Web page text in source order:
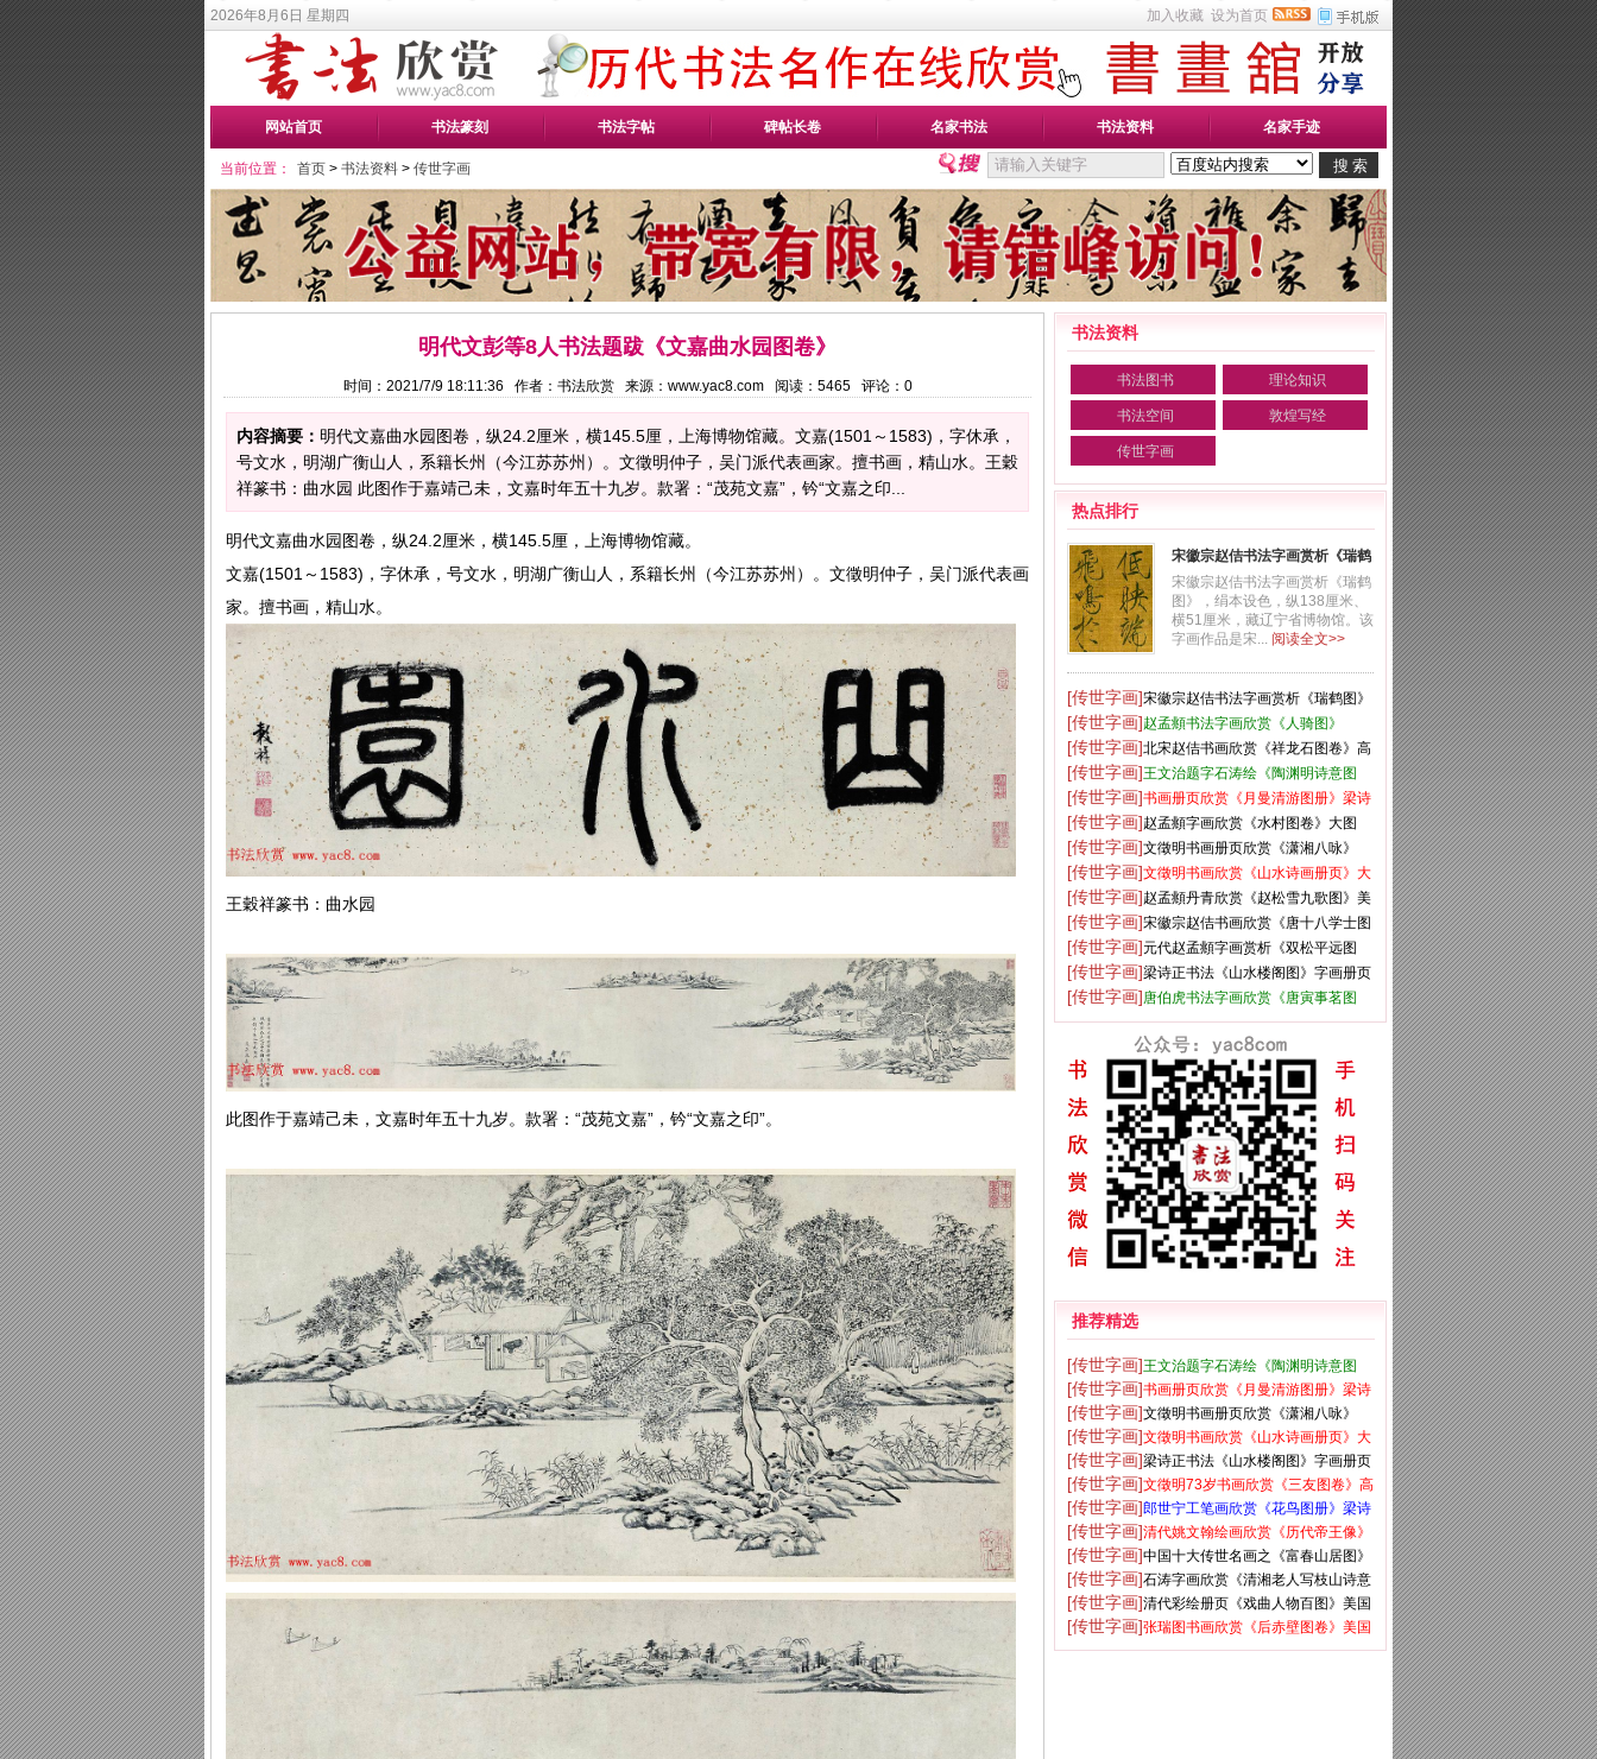
2026年8月6日 星期四 加入收藏 设为首页
网站首页 书法篆刻 书法字帖 碑帖长卷 名家书法 书法资料 名家手迹
当前位置： 首页 > 书法资料 > 传世字画
明代文彭等8人书法题跋《文嘉曲水园图卷》
时间：2021/7/9 18:11:36 作者：书法欣赏 来源：www.yac8.com 阅读： 5465评论： 0
内容摘要： 明代文嘉曲水园图卷，纵24.2厘米，横145.5厘，上海博物馆藏。文嘉(1501～1583)，字休承，
号文水，明湖广衡山人，系籍长州（今江苏苏州）。文徵明仲子，吴门派代表画家。擅书画，精山水。王穀
祥篆书：曲水园 此图作于嘉靖己未，文嘉时年五十九岁。款署：“茂苑文嘉”，钤“文嘉之印...
明代文嘉曲水园图卷，纵24.2厘米，横145.5厘，上海博物馆藏。
文嘉(1501～1583)，字休承，号文水，明湖广衡山人，系籍长州（今江苏苏州）。文徵明仲子，吴门派代表画
家。擅书画，精山水。
王穀祥篆书：曲水园
此图作于嘉靖己未，文嘉时年五十九岁。款署：“茂苑文嘉”，钤“文嘉之印”。
书法资料
书法图书 理论知识
书法空间 敦煌写经
传世字画
热点排行
宋徽宗赵佶书法字画赏析《瑞鹤
图》
宋徽宗赵佶书法字画赏析《瑞鹤
图》，绢本设色，纵138厘米、
横51厘米，藏辽宁省博物馆。该
字画作品是宋... 阅读全文>>
[传世字画]宋徽宗赵佶书法字画赏析《瑞鹤图》
[传世字画]赵孟頫书法字画欣赏《人骑图》
[传世字画]北宋赵佶书画欣赏《祥龙石图卷》高
清
[传世字画]王文治题字石涛绘《陶渊明诗意图
册》
[传世字画]书画册页欣赏《月曼清游图册》梁诗
正字+陈枚画
[传世字画]赵孟頫字画欣赏《水村图卷》大图
[传世字画]文徵明书画册页欣赏《潇湘八咏》
[传世字画]文徵明书画欣赏《山水诗画册页》大
图16开
[传世字画]赵孟頫丹青欣赏《赵松雪九歌图》美
国弗利尔美术馆藏
[传世字画]宋徽宗赵佶书画欣赏《唐十八学士图
卷》台北故宫博物院藏
[传世字画]元代赵孟頫字画赏析《双松平远图
卷》
[传世字画]梁诗正书法《山水楼阁图》字画册页
[传世字画]唐伯虎书法字画欣赏《唐寅事茗图
卷》
推荐精选
[传世字画]王文治题字石涛绘《陶渊明诗意图
册》
[传世字画]书画册页欣赏《月曼清游图册》梁诗
正字+陈枚画
[传世字画]文徵明书画册页欣赏《潇湘八咏》
[传世字画]文徵明书画欣赏《山水诗画册页》大
图16开
[传世字画]梁诗正书法《山水楼阁图》字画册页
[传世字画]文徵明73岁书画欣赏《三友图卷》高
清大图
[传世字画]郎世宁工笔画欣赏《花鸟图册》梁诗
正书法题诗
[传世字画]清代姚文翰绘画欣赏《历代帝王像》
[传世字画]中国十大传世名画之《富春山居图》
台北故宫博物院藏
[传世字画]石涛字画欣赏《清湘老人写枝山诗意
册》美国弗利尔美术馆藏
[传世字画]清代彩绘册页《戏曲人物百图》美国
大都会博物馆藏
[传世字画]张瑞图书画欣赏《后赤壁图卷》美国
大都会藏